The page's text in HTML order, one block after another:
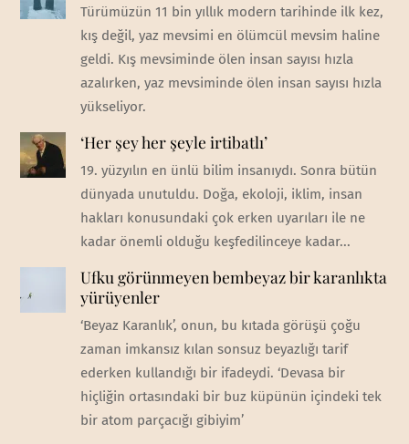
Türümüzün 11 bin yıllık modern tarihinde ilk kez,
kış değil, yaz mevsimi en ölümcül mevsim haline
geldi. Kış mevsiminde ölen insan sayısı hızla
azalırken, yaz mevsiminde ölen insan sayısı hızla
yükseliyor.
‘Her şey her şeyle irtibatlı’
19. yüzyılın en ünlü bilim insanıydı. Sonra bütün
dünyada unutuldu. Doğa, ekoloji, iklim, insan
hakları konusundaki çok erken uyarıları ile ne
kadar önemli olduğu keşfedilinceye kadar...
Ufku görünmeyen bembeyaz bir karanlıkta
yürüyenler
‘Beyaz Karanlık’, onun, bu kıtada görüşü çoğu
zaman imkansız kılan sonsuz beyazlığı tarif
ederken kullandığı bir ifadeydi. ‘Devasa bir
hiçliğin ortasındaki bir buz küpünün içindeki tek
bir atom parçacığı gibiyim’